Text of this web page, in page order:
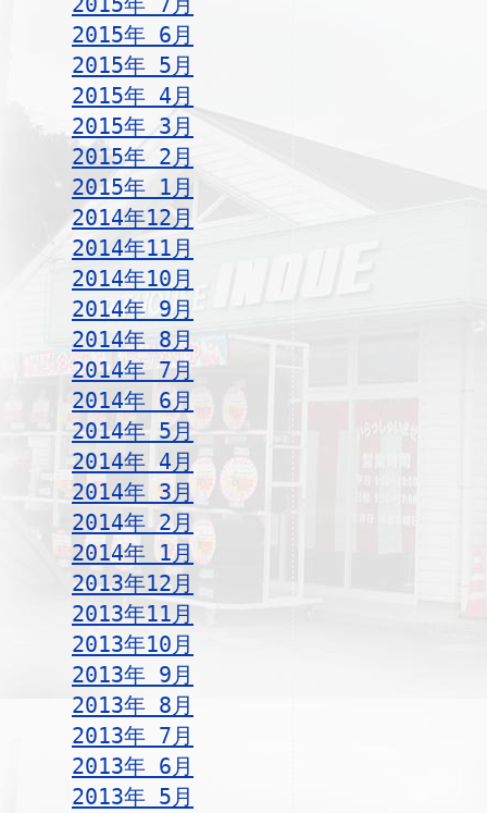
2015年 6月
2015年 5月
2015年 4月
2015年 3月
2015年 2月
2015年 1月
2014年12月
2014年11月
2014年10月
2014年 9月
2014年 8月
2014年 7月
2014年 6月
2014年 5月
2014年 4月
2014年 3月
2014年 2月
2014年 1月
2013年12月
2013年11月
2013年10月
2013年 9月
2013年 8月
2013年 7月
2013年 6月
2013年 5月